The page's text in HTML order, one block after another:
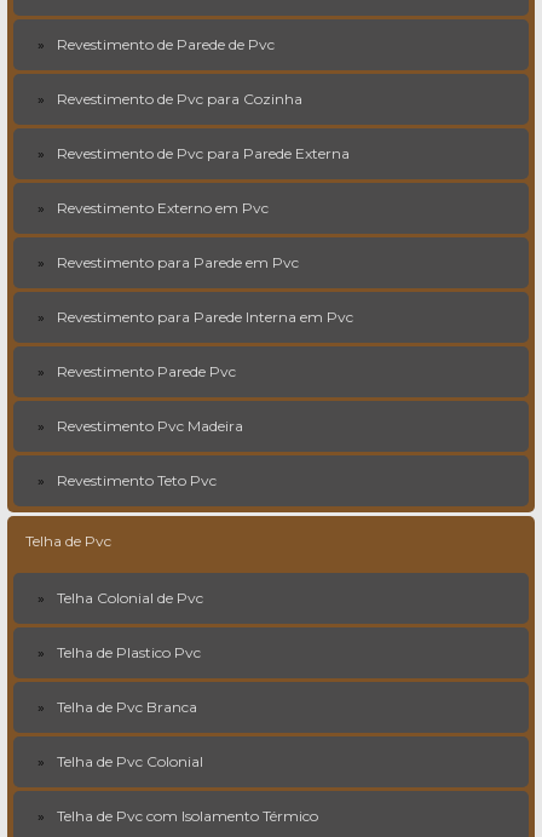
Revestimento de Parede de Pvc
Revestimento de Pvc para Cozinha
Revestimento de Pvc para Parede Externa
Revestimento Externo em Pvc
Revestimento para Parede em Pvc
Revestimento para Parede Interna em Pvc
Revestimento Parede Pvc
Revestimento Pvc Madeira
Revestimento Teto Pvc
Telha de Pvc
Telha Colonial de Pvc
Telha de Plastico Pvc
Telha de Pvc Branca
Telha de Pvc Colonial
Telha de Pvc com Isolamento Térmico